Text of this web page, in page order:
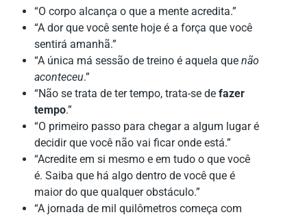
“O corpo alcança o que a mente acredita.”
“A dor que você sente hoje é a força que você
sentirá amanhã.”
“A única má sessão de treino é aquela que não
aconteceu.”
“Não se trata de ter tempo, trata-se de fazer
tempo.”
“O primeiro passo para chegar a algum lugar é
decidir que você não vai ficar onde está.”
“Acredite em si mesmo e em tudo o que você
é. Saiba que há algo dentro de você que é
maior do que qualquer obstáculo.”
“A jornada de mil quilômetros começa com